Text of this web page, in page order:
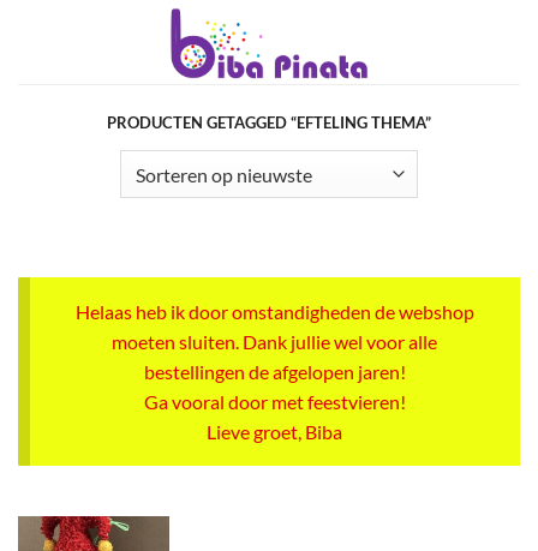
PRODUCTEN GETAGGED “EFTELING THEMA”
Helaas heb ik door omstandigheden de webshop
moeten sluiten. Dank jullie wel voor alle
bestellingen de afgelopen jaren!
Ga vooral door met feestvieren!
Lieve groet, Biba